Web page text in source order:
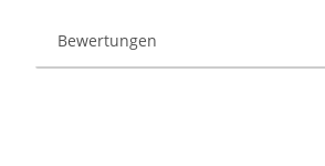
Bewertungen